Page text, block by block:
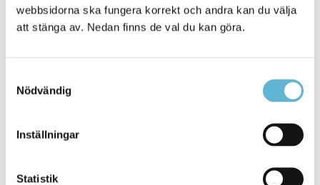
webbsidorna ska fungera korrekt och andra kan du välja
att stänga av. Nedan finns de val du kan göra.
Nödvändig
Inställningar
Statistik